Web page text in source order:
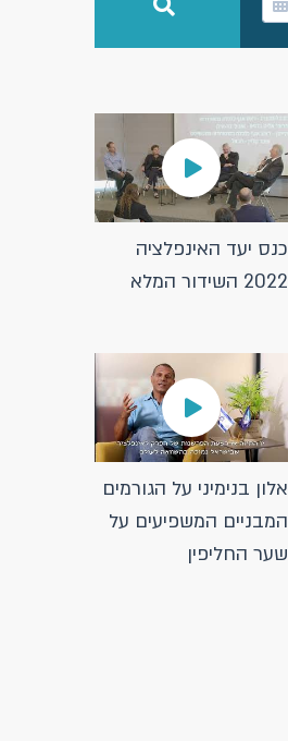
כנס יעד האינפלציה
2022 השידור המלא
אלון בנימיני על הגורמים
המבניים המשפיעים על
שער החליפין